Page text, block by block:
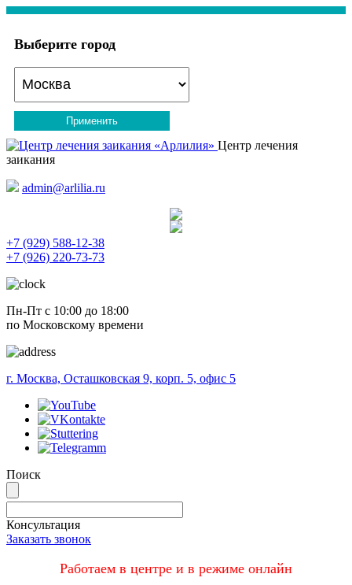
Выберите город
Применить
Центр лечения
заикания
admin@arlilia.ru
+7 (929) 588-12-38
+7 (926) 220-73-73
Пн-Пт с 10:00 до 18:00
по Московскому времени
г. Москва, Осташковская 9, корп. 5, офис 5
Поиск
Консультация
Заказать звонок
Работаем в центре и в режиме онлайн